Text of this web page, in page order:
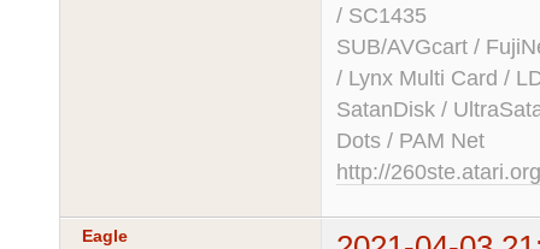
/ SC1435
SUB/AVGcart /
/ Lynx Multi Card /
SatanDisk /
Dots / PAM Net
http://260ste.atari.org
Eagle